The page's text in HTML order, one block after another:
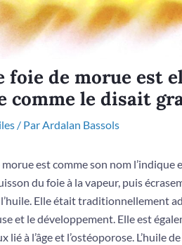
foie de morue est
comme le disait
/ ParArdalan Bassols
morue est comme son nom
du foie à la vapeur, puis
Elle était traditionnellement
et le développement. Elle est
lié à l’âge et l’ostéoporose. L’huile